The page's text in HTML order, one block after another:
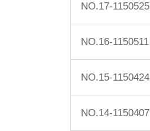
NO.17-1150525
NO.16-1150511
NO.15-1150424
NO.14-1150407